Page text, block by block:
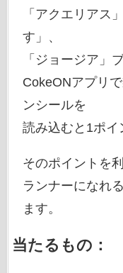
「アクエリアス
す」、
「ジョージア」
CokeONアプリ
ンシールを
読み込むと1ポイ
そのポイントを
ランナーになれ
ます。
当たるもの：